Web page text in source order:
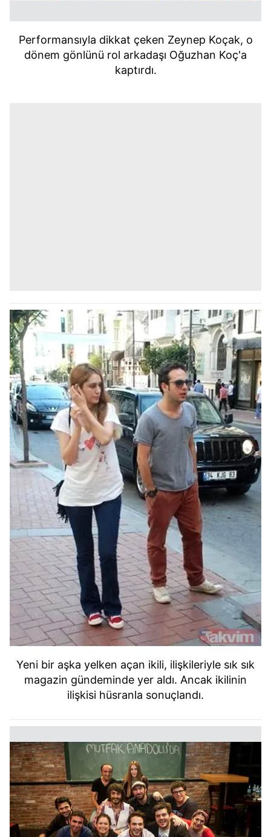
Performansıyla dikkat çeken Zeynep Koçak, o
dönem gönlünü rol arkadaşı Oğuzhan Koç'a
kaptırdı.
Yeni bir aşka yelken açan ikili, ilişkileriyle sık sık
magazin gündeminde yer aldı. Ancak ikilinin
ilişkisi hüsranla sonuçlandı.